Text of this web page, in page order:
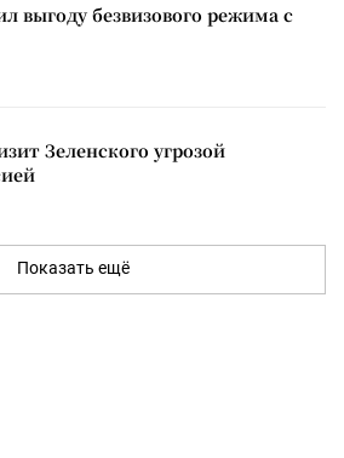
выгоду безвизового режима с
Зеленского угрозой
Показать ещё